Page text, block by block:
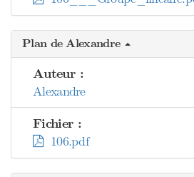
Plan de Alexandre
Auteur :
Alexandre
Fichier :
106.pdf